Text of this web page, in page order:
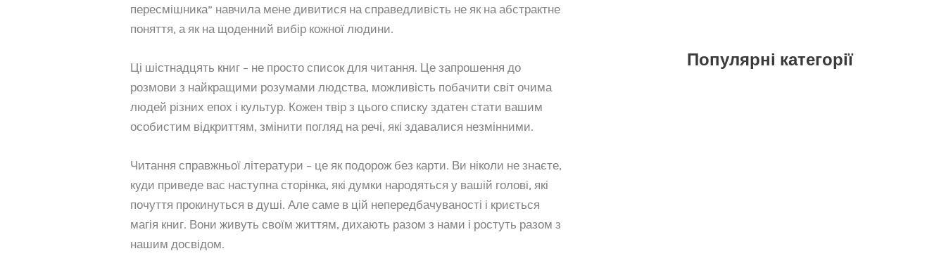
пересмішника” навчила мене дивитися на справедливість не як на абстрактне
поняття, а як на щоденний вибір кожної людини.
Ці шістнадцять книг – не просто список для читання. Це запрошення до
розмови з найкращими розумами людства, можливість побачити світ очима
людей різних епох і культур. Кожен твір з цього списку здатен стати вашим
особистим відкриттям, змінити погляд на речі, які здавалися незмінними.
Читання справжньої літератури – це як подорож без карти. Ви ніколи не знаєте,
куди приведе вас наступна сторінка, які думки народяться у вашій голові, які
почуття прокинуться в душі. Але саме в цій непередбачуваності і криється
магія книг. Вони живуть своїм життям, дихають разом з нами і ростуть разом з
нашим досвідом.
Популярні категорії